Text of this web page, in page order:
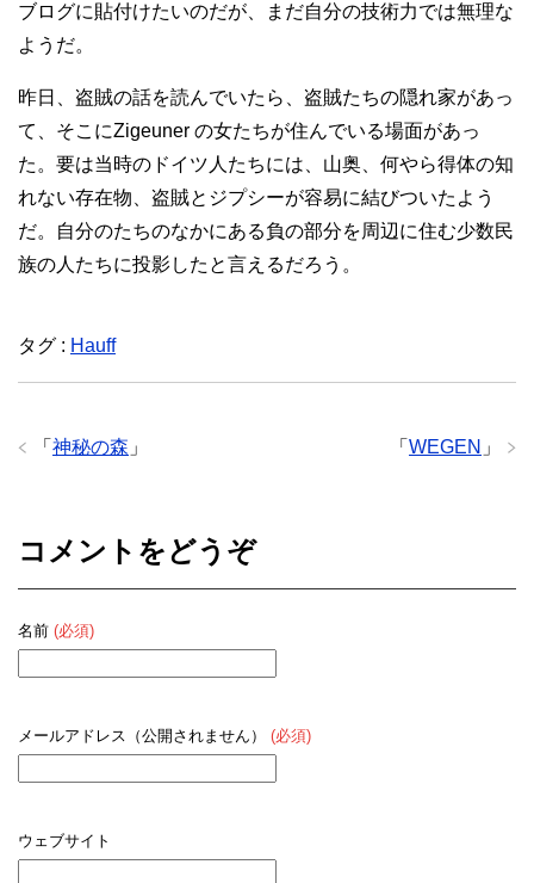
ブログに貼付けたいのだが、まだ自分の技術力では無理な
ようだ。
昨日、盗賊の話を読んでいたら、盗賊たちの隠れ家があっ
て、そこにZigeuner の女たちが住んでいる場面があっ
た。要は当時のドイツ人たちには、山奥、何やら得体の知
れない存在物、盗賊とジプシーが容易に結びついたよう
だ。自分のたちのなかにある負の部分を周辺に住む少数民
族の人たちに投影したと言えるだろう。
タグ : Hauff
「 WEGEN 」
「 神秘の森 」
コメントをどうぞ
名前 (必須)
メールアドレス（公開されません） (必須)
ウェブサイト